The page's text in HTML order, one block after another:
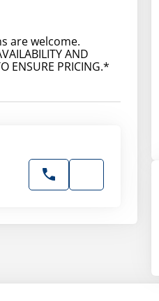
are welcome.
AND
ENSURE PRICING.*